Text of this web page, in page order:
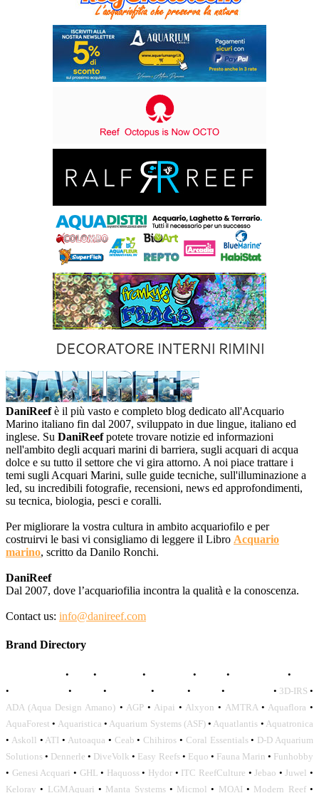
DaniReefè il più vasto e completo blog dedicato all'Acquario
Marino italiano fin dal 2007, sviluppato in due lingue, italiano ed
inglese. Su DaniReefpotete trovare notizie ed informazioni
nell'ambito degli acquari marini di barriera, sugli acquari di acqua
dolce e su tutto il settore che vi gira attorno. A noi piace trattare i
temi sugli Acquari Marini, sulle guide tecniche, sull'illuminazione a
led, su incredibili fotografie, recensioni, news ed approfondimenti,
su tecnica, biologia, pesci e coralli.
Per migliorare la vostra cultura in ambito acquariofilo e per
costruirvi le basi vi consigliamo di leggere il Libro Acquario
marino, scritto da Danilo Ronchi.
DaniReef
Dal 2007, dove l’acquariofilia incontra la qualità e la conoscenza.
Contact us: info@danireef.com
Brand Directory
• • • • • •
•
• • • • • • 3D-IRS •
ADA (Aqua Design Amano) • AGP• Aipai • Alxyon • AMTRA• Aquaflora •
AquaForest • Aquaristica • Aquarium Systems (ASF)• Aquatlantis • Aquatronica
• Askoll • ATI • Autoaqua • Ceab • Chihiros • Coral Essentials• D-D Aquarium
Solutions • Dennerle • DiveVolk • Easy Reefs• Equo • Fauna Marin • Funhobby
• Genesi Acquari • GHL • Haquoss• Hydor • ITC ReefCulture •Jebao •Juwel •
Keloray • LGMAquari • Manta Systems• Micmol • MOAI • Modern Reef•